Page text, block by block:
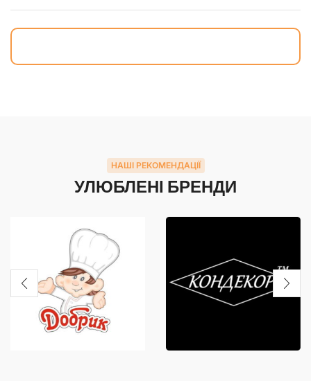
НАШІ РЕКОМЕНДАЦІЇ
УЛЮБЛЕНІ БРЕНДИ